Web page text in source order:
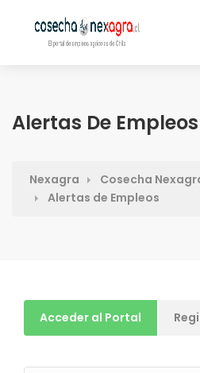
Alertas De Empleos
Nexagra
Cosecha
Alertas de Empleos
Acceder al Portal